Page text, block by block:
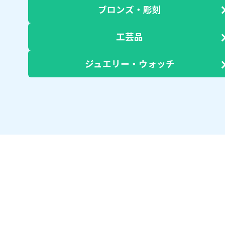
ブロンズ・彫刻
工芸品
ジュエリー・ウォッチ